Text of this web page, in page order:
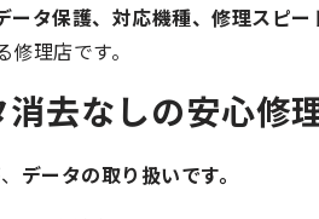
ータ保護、対応機種、修理スピ
理店です。
去なしの安心修
データの取り扱いです。